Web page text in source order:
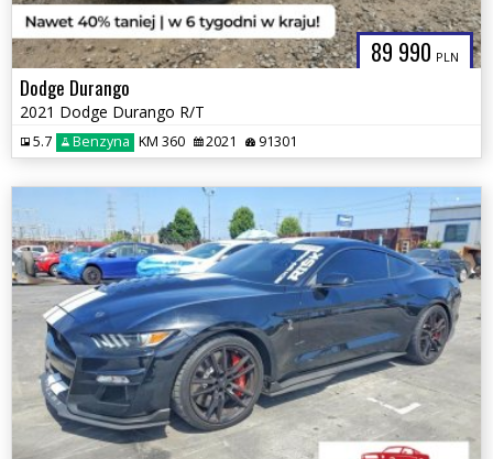
89 990 PLN
Dodge Durango
2021 Dodge Durango R/T
5.7 Benzyna KM 360 2021 91301